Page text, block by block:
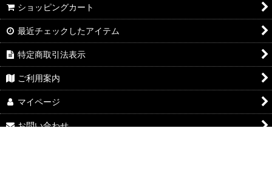
ショッピングカート
最近チェックしたアイテム
特定商取引法表示
ご利用案内
マイページ
お問い合わせ